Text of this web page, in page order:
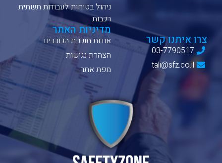
ניהול בטיחות לעבודות תשתית
רכבות
מדיניות האתר
אודות תוכנית הכוכבים
הצהרת נגישות
מפת אתר
צרו איתנו קשר
03-7790517
tali@sfz.co.il